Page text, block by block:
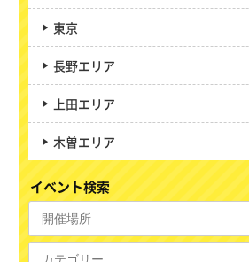
東京
長野エリア
上田エリア
木曽エリア
イベント検索